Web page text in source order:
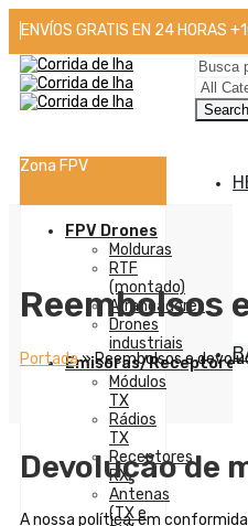
ENVÍOS GRATIS EN 24 HORAS
Search
Zona FPV
FPV Drones
Molduras
RTF
(montado)
Arrancadores
Drones
industriais
Emisoras/Receptores
Módulos
TX
Rádios
TX
Receptores
RX
Antenas
(TX e
Reembolsos
Portada»Reembolsos e
Devolução de
A nossa política, em